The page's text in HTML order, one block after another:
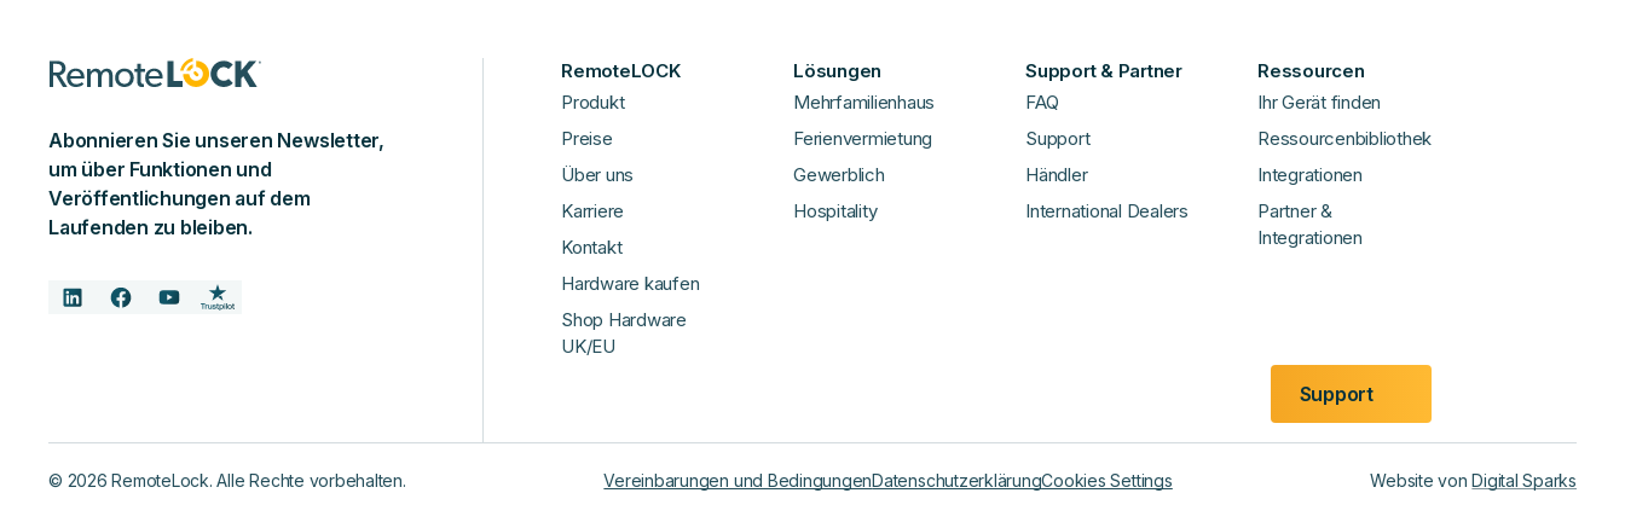
Abonnieren Sie unseren Newsletter,
um über Funktionen und
Veröffentlichungen auf dem
Laufenden zu bleiben.
RemoteLOCK
Produkt
Preise
Über uns
Karriere
Kontakt
Hardware kaufen
Shop Hardware
UK/EU
Lösungen
Mehrfamilienhaus
Ferienvermietung
Gewerblich
Hospitality
Support & Partner
FAQ
Support
Händler
International Dealers
Ressourcen
Ihr Gerät finden
Ressourcenbibliothek
Integrationen
Partner &
Integrationen
Support
© 2026 RemoteLock. Alle Rechte vorbehalten. Vereinbarungen und BedingungenDatenschutzerklärungCookies Settings Website vonDigital Sparks